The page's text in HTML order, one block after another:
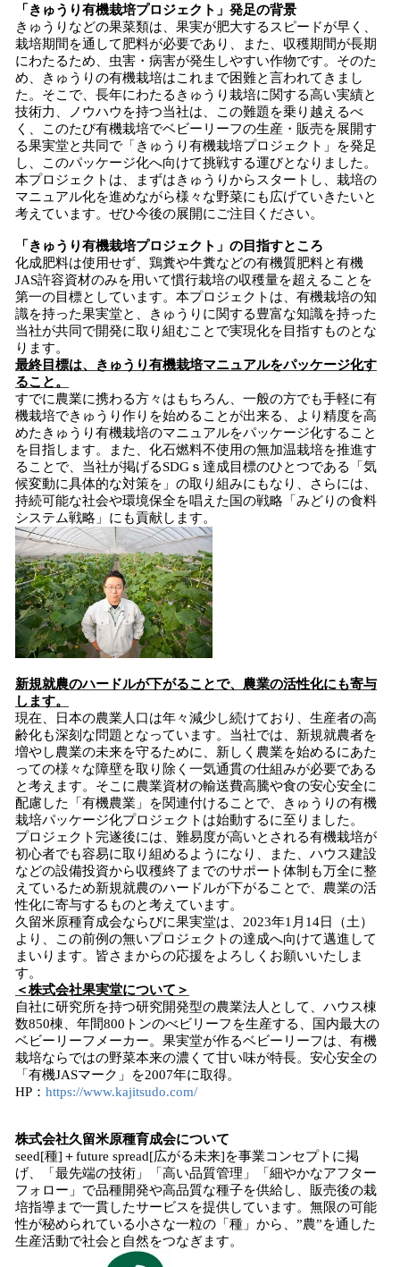
「きゅうり有機栽培プロジェクト」発足の背景
きゅうりなどの果菜類は、果実が肥大するスピードが早く、
栽培期間を通して肥料が必要であり、また、収穫期間が長期
にわたるため、虫害・病害が発生しやすい作物です。そのた
め、きゅうりの有機栽培はこれまで困難と言われてきまし
た。そこで、長年にわたるきゅうり栽培に関する高い実績と
技術力、ノウハウを持つ当社は、この難題を乗り越えるべ
く、このたび有機栽培でベビーリーフの生産・販売を展開す
る果実堂と共同で「きゅうり有機栽培プロジェクト」を発足
し、このパッケージ化へ向けて挑戦する運びとなりました。
本プロジェクトは、まずはきゅうりからスタートし、栽培の
マニュアル化を進めながら様々な野菜にも広げていきたいと
考えています。ぜひ今後の展開にご注目ください。
「 きゅうり有機栽培プロジェクト 」 の目指すところ
化成肥料は使用せず、鶏糞や牛糞などの有機質肥料と有機
JAS許容資材のみを用いて慣行栽培の収穫量を超えることを
第一の目標としています。本プロジェクトは、有機栽培の知
識を持った果実堂と、きゅうりに関する豊富な知識を持った
当社が共同で開発に取り組むことで実現化を目指すものとな
ります。
最終目標は、 きゅうり有機栽培マニュアルをパッケージ化す
ること。
すでに農業に携わる方々はもちろん、一般の方でも手軽に有
機栽培できゅうり作りを始めることが出来る、より精度を高
めたきゅうり有機栽培のマニュアルをパッケージ化すること
を目指します。また、化石燃料不使用の無加温栽培を推進す
ることで、当社が掲げるSDGｓ達成目標のひとつである「気
候変動に具体的な対策を」の取り組みにもなり、さらには、
持続可能な社会や環境保全を唱えた国の戦略「みどりの食料
システム戦略」にも貢献します。
新規就農のハードルが下がることで、農業の活性化にも寄与
します。
現在、日本の農業人口は年々減少し続けており、生産者の高
齢化も深刻な問題となっています。当社では、新規就農者を
増やし農業の未来を守るために、新しく農業を始めるにあた
っての様々な障壁を取り除く一気通貫の仕組みが必要である
と考えます。そこに農業資材の輸送費高騰や食の安心安全に
配慮した「有機農業」を関連付けることで、きゅうりの有機
栽培パッケージ化プロジェクトは始動するに至りました。
プロジェクト完遂後には、難易度が高いとされる有機栽培が
初心者でも容易に取り組めるようになり、また、ハウス建設
などの設備投資から収穫終了までのサポート体制も万全に整
えているため新規就農のハードルが下がることで、農業の活
性化に寄与するものと考えています。
久留米原種育成会ならびに果実堂は、2023年1月14日（土）
より、この前例の無いプロジェクトの達成へ向けて邁進して
まいります。皆さまからの応援をよろしくお願いいたしま
す。
＜株式会社果実堂について＞
自社に研究所を持つ研究開発型の農業法人として、ハウス棟
数850棟、年間800トンのべビリーフを生産する、国内最大の
ベビーリーフメーカー。果実堂が作るベビーリーフは、有機
栽培ならではの野菜本来の濃くて甘い味が特長。安心安全の
「有機JASマーク」を2007年に取得。
HP： https://www.kajitsudo.com/
株式会社久留米原種育成会について
seed[種]＋future spread[広がる未来]を事業コンセプトに掲
げ、「最先端の技術」「高い品質管理」「細やかなアフター
フォロー」で品種開発や高品質な種子を供給し、販売後の栽
培指導まで一貫したサービスを提供しています。無限の可能
性が秘められている小さな一粒の「種」から、”農”を通した
生産活動で社会と自然をつなぎます。